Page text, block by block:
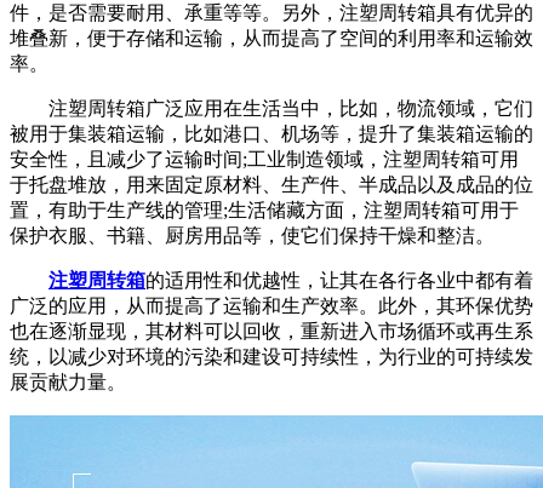
件，是否需要耐用、承重等等。另外，注塑周转箱具有优异的
堆叠新，便于存储和运输，从而提高了空间的利用率和运输效
率。
注塑周转箱广泛应用在生活当中，比如，物流领域，它们
被用于集装箱运输，比如港口、机场等，提升了集装箱运输的
安全性，且减少了运输时间;工业制造领域，注塑周转箱可用
于托盘堆放，用来固定原材料、生产件、半成品以及成品的位
置，有助于生产线的管理;生活储藏方面，注塑周转箱可用于
保护衣服、书籍、厨房用品等，使它们保持干燥和整洁。
注塑周转箱的适用性和优越性，让其在各行各业中都有着
广泛的应用，从而提高了运输和生产效率。此外，其环保优势
也在逐渐显现，其材料可以回收，重新进入市场循环或再生系
统，以减少对环境的污染和建设可持续性，为行业的可持续发
展贡献力量。